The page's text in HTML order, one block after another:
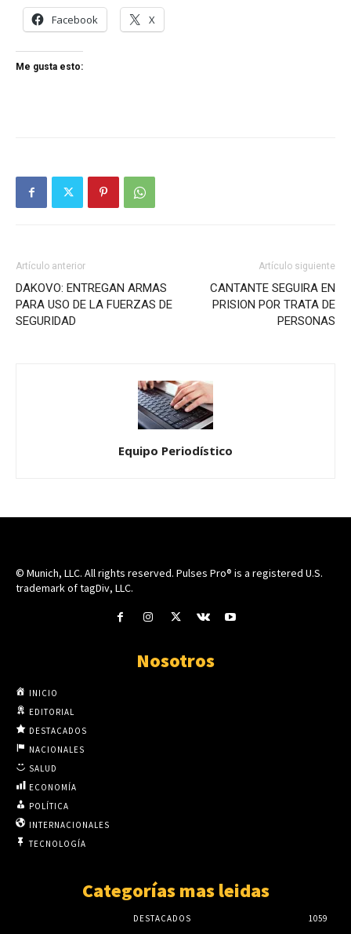
Facebook X
Me gusta esto:
Artículo anterior
DAKOVO: ENTREGAN ARMAS
PARA USO DE LA FUERZAS DE
SEGURIDAD
Artículo siguiente
CANTANTE SEGUIRA EN
PRISION POR TRATA DE
PERSONAS
Equipo Periodístico
© Munich, LLC. All rights reserved. Pulses Pro® is a registered U.S.
trademark of tagDiv, LLC.
Nosotros
INICIO
EDITORIAL
DESTACADOS
NACIONALES
SALUD
ECONOMÍA
POLÍTICA
INTERNACIONALES
TECNOLOGÍA
Categorías mas leidas
DESTACADOS
1059